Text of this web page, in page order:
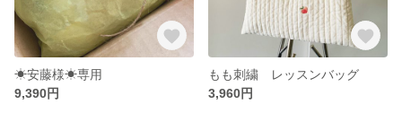
☀︎安藤様☀︎専用
9,390円
もも刺繍 レッスンバッグ
3,960円